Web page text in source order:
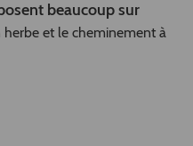
beaucoup sur
herbe et le cheminement à